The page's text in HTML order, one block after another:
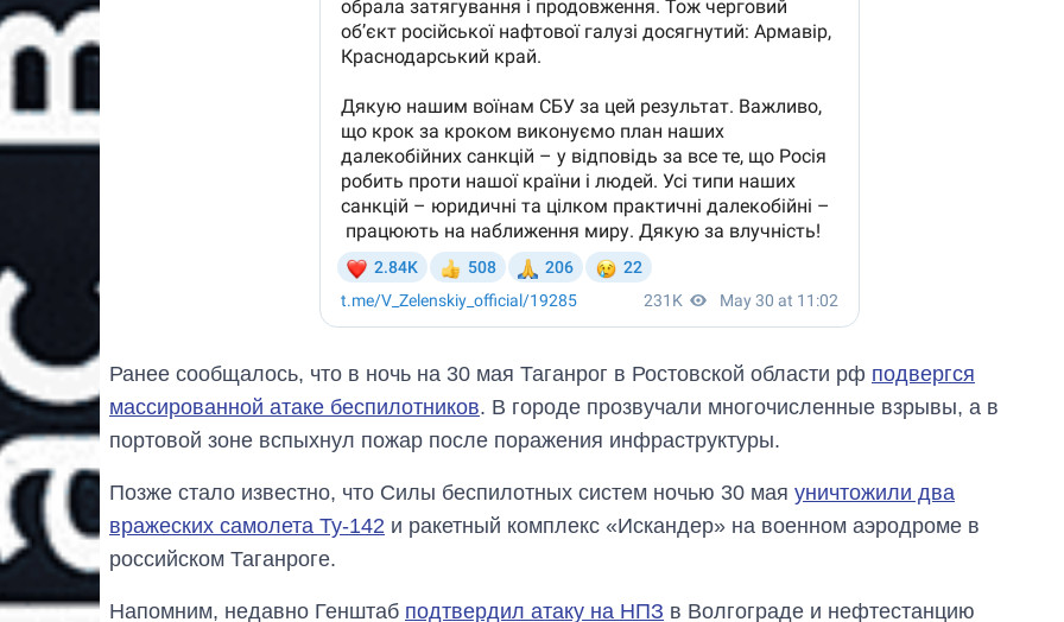
Ранее сообщалось, что в ночь на 30 мая Таганрог в Ростовской области рф подвергся
массированной атаке беспилотников. В городе прозвучали многочисленные взрывы, а в
портовой зоне вспыхнул пожар после поражения инфраструктуры.
Позже стало известно, что Силы беспилотных систем ночью 30 мая уничтожили два
вражеских самолета Ту-142 и ракетный комплекс «Искандер» на военном аэродроме в
российском Таганроге.
Напомним, недавно Генштаб подтвердил атаку на НПЗ в Волгограде и нефтестанцию